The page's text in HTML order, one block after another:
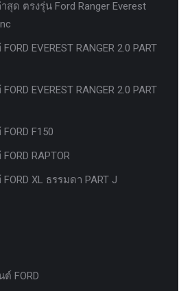
สุด ตรงรุ่น Ford Ranger Everest
EVEREST RANGER 2.0 PART
EVEREST RANGER 2.0 PART
F150
RAPTOR
XL ธรรมดา PART J
FORD